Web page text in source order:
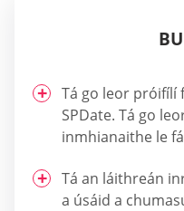
Tá go leor próifílí
SPDate. Tá go
inmhianaithe le
Tá an láithreán
a úsáid a